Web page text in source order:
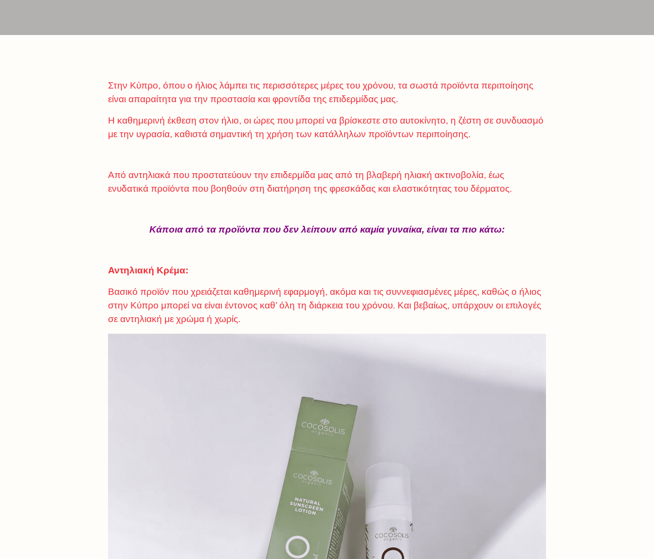
Στην Κύπρο, όπου ο ήλιος λάμπει τις περισσότερες μέρες του χρόνου, τα σωστά προϊόντα περιποίησης
είναι απαραίτητα για την προστασία και φροντίδα της επιδερμίδας μας.
Η καθημερινή έκθεση στον ήλιο, οι ώρες που μπορεί να βρίσκεστε στο αυτοκίνητο, η ζέστη σε συνδυασμό
με την υγρασία, καθιστά σημαντική τη χρήση των κατάλληλων προϊόντων περιποίησης.
Από αντηλιακά που προστατεύουν την επιδερμίδα μας από τη βλαβερή ηλιακή ακτινοβολία, έως
ενυδατικά προϊόντα που βοηθούν στη διατήρηση της φρεσκάδας και ελαστικότητας του δέρματος.
Κάποια από τα προϊόντα που δεν λείπουν από καμία γυναίκα, είναι τα πιο κάτω:
Αντηλιακή Κρέμα:
Βασικό προϊόν που χρειάζεται καθημερινή εφαρμογή, ακόμα και τις συννεφιασμένες μέρες, καθώς ο ήλιος
στην Κύπρο μπορεί να είναι έντονος καθ’ όλη τη διάρκεια του χρόνου. Και βεβαίως, υπάρχουν οι επιλογές
σε αντηλιακή με χρώμα ή χωρίς.